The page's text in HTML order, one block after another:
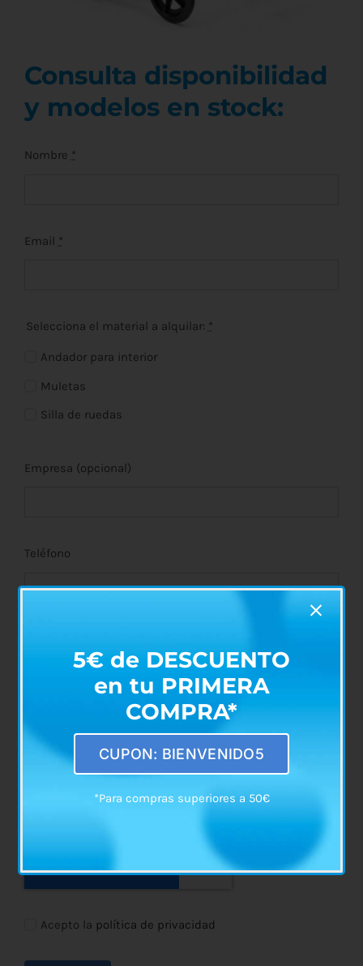
Consulta disponibilidad
y modelos en stock:
Nombre *
Email *
Selecciona el material a alquilar: *
Andador para interior
Muletas
Silla de ruedas
Empresa (opcional)
Teléfono
Acepto la política de privacidad
5€ de DESCUENTO
en tu PRIMERA
COMPRA*
CUPON: BIENVENIDO5
*Para compras superiores a 50€